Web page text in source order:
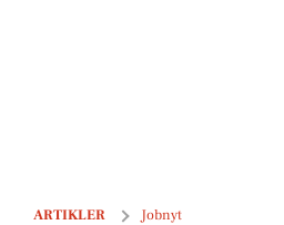
ARTIKLER Jobnyt
Engageret medarbejder søges til